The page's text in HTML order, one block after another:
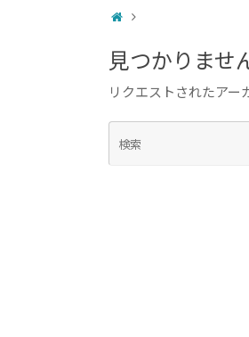
見つかりませ
リクエストされたアー